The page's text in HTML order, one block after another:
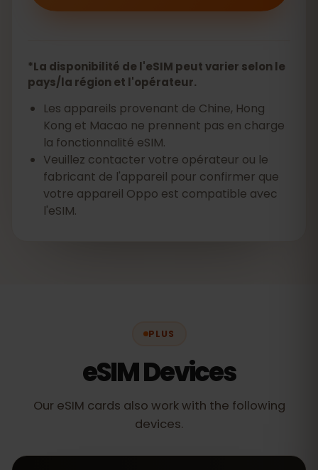
*La disponibilité de l'eSIM peut varier selon le
pays/la région et l'opérateur.
Les appareils provenant de Chine, Hong
Kong et Macao ne prennent pas en charge
la fonctionnalité eSIM.
Veuillez contacter votre opérateur ou le
fabricant de l'appareil pour confirmer que
votre appareil Oppo est compatible avec
l'eSIM.
PLUS
eSIM Devices
Our eSIM cards also work with the following
devices.